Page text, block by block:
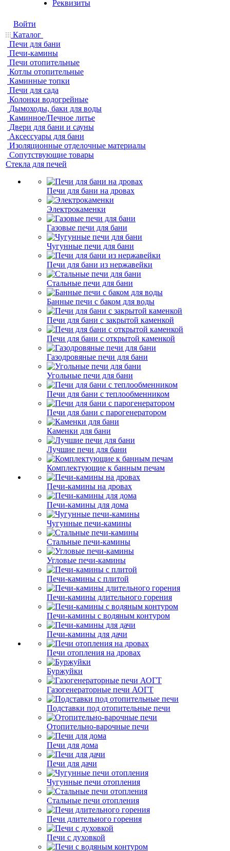
Реквизиты
Войти
Каталог
Печи для бани
Печи-камины
Печи отопительные
Котлы отопительные
Каминные топки
Печи для сада
Колонки водогрейные
Дымоходы, баки для воды
Каминное/Печное литье
Двери для бани и сауны
Аксессуары для бани
Изоляционные отделочные материалы
Сопутствующие товары
Стекла для печей
Печи для бани на дровах
Электрокаменки
Газовые печи для бани
Чугунные печи для бани
Печи для бани из нержавейки
Стальные печи для бани
Банные печи с баком для воды
Печи для бани с закрытой каменкой
Печи для бани с открытой каменкой
Газодровяные печи для бани
Угольные печи для бани
Печи для бани с теплообменником
Печи для бани с парогенератором
Каменки для бани
Лучшие печи для бани
Комплектующие к банным печам
Печи-камины на дровах
Печи-камины для дома
Чугунные печи-камины
Стальные печи-камины
Угловые печи-камины
Печи-камины с плитой
Печи-камины длительного горения
Печи-камины с водяным контуром
Печи-камины для дачи
Печи отопления на дровах
Буржуйки
Газогенераторные печи АОГТ
Подставки под отопительные печи
Отопительно-варочные печи
Печи для дома
Печи для дачи
Чугунные печи отопления
Стальные печи отопления
Печи длительного горения
Печи с духовкой